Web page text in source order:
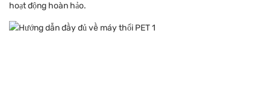
hoạt động hoàn hảo.